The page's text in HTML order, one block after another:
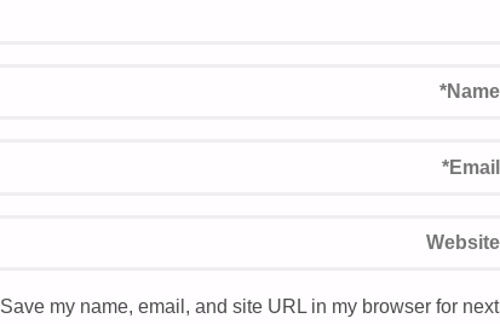
Save my name, email, and site URL in my browser for next